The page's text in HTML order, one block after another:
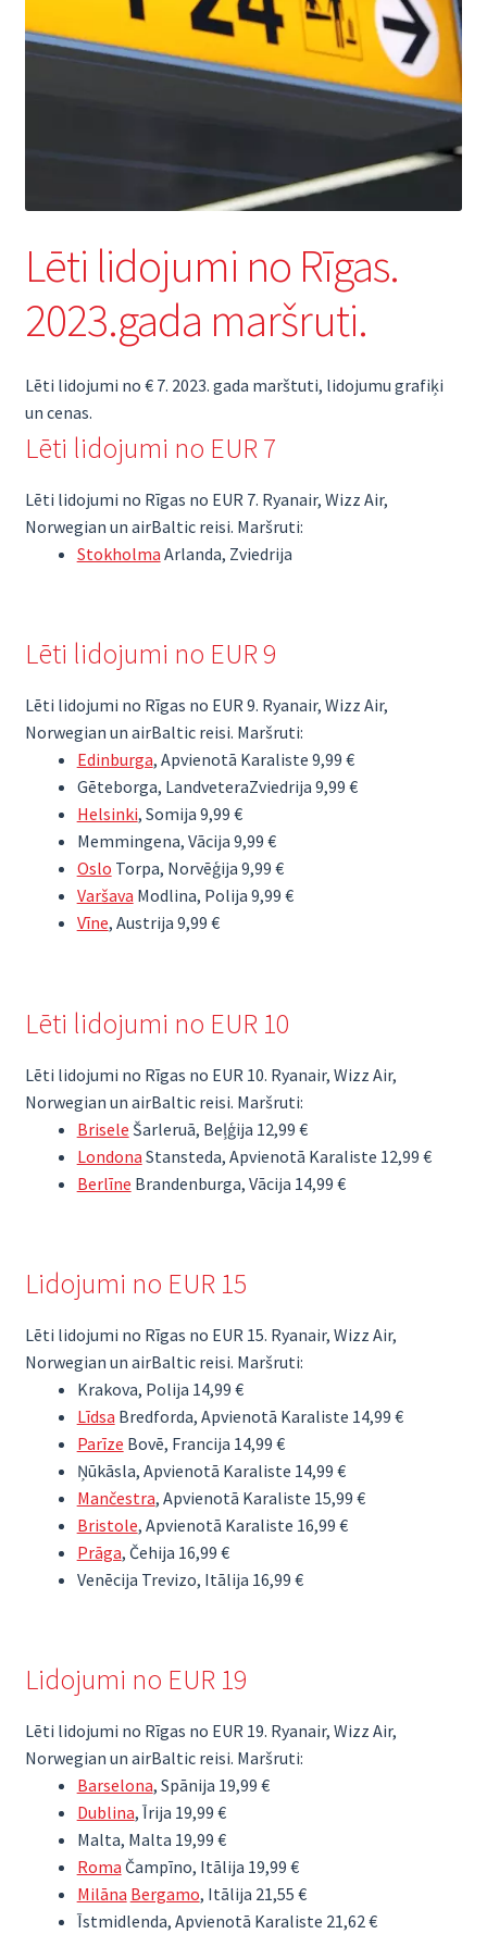
Lēti lidojumi no Rīgas.
2023.gada maršruti.
Lēti lidojumi no € 7. 2023. gada marštuti, lidojumu grafiķi
un cenas.
Lēti lidojumi no EUR 7
Lēti lidojumi no Rīgas no EUR 7. Ryanair, Wizz Air,
Norwegian un airBaltic reisi. Maršruti:
Stokholma Arlanda, Zviedrija
Lēti lidojumi no EUR 9
Lēti lidojumi no Rīgas no EUR 9. Ryanair, Wizz Air,
Norwegian un airBaltic reisi. Maršruti:
Edinburga, Apvienotā Karaliste 9,99 €
Gēteborga, LandveteraZviedrija 9,99 €
Helsinki, Somija 9,99 €
Memmingena, Vācija 9,99 €
Oslo Torpa, Norvēģija 9,99 €
Varšava Modlina, Polija 9,99 €
Vīne, Austrija 9,99 €
Lēti lidojumi no EUR 10
Lēti lidojumi no Rīgas no EUR 10. Ryanair, Wizz Air,
Norwegian un airBaltic reisi. Maršruti:
Brisele Šarleruā, Beļģija 12,99 €
Londona Stansteda, Apvienotā Karaliste 12,99 €
Berlīne Brandenburga, Vācija 14,99 €
Lidojumi no EUR 15
Lēti lidojumi no Rīgas no EUR 15. Ryanair, Wizz Air,
Norwegian un airBaltic reisi. Maršruti:
Krakova, Polija 14,99 €
Līdsa Bredforda, Apvienotā Karaliste 14,99 €
Parīze Bovē, Francija 14,99 €
Ņūkāsla, Apvienotā Karaliste 14,99 €
Mančestra, Apvienotā Karaliste 15,99 €
Bristole, Apvienotā Karaliste 16,99 €
Prāga, Čehija 16,99 €
Venēcija Trevizo, Itālija 16,99 €
Lidojumi no EUR 19
Lēti lidojumi no Rīgas no EUR 19. Ryanair, Wizz Air,
Norwegian un airBaltic reisi. Maršruti:
Barselona, Spānija 19,99 €
Dublina, Īrija 19,99 €
Malta, Malta 19,99 €
Roma Čampīno, Itālija 19,99 €
Milāna Bergamo, Itālija 21,55 €
Īstmidlenda, Apvienotā Karaliste 21,62 €